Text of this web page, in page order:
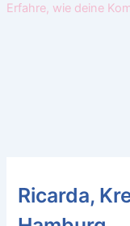
Erfahre, wie deine
Ricarda,